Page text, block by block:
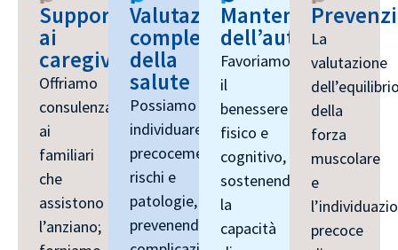
Supporto
ai
caregiver
Offriamo
consulenza
ai
familiari
che
assistono
l’anziano;
Valutazione
completa
della
salute
Possiamo
individuare
precocemente
rischi e
patologie,
prevenendo
Mantenimento
dell’autonomia
Favoriamo
il
benessere
fisico e
cognitivo,
sostenendo
la
capacità
La
valutazione
della
forza
muscolare
e
precoce